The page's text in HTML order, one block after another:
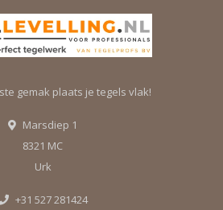
gemak plaats je tegels vlak!
Marsdiep 1
8321 MC
Urk
+31 527 281424